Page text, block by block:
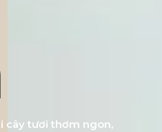
cây tươi thơm ngon,